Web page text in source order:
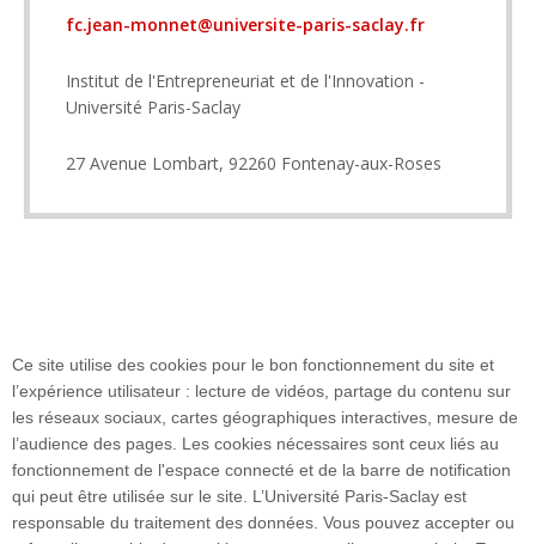
fc.jean-monnet@universite-paris-saclay.fr
Institut de l'Entrepreneuriat et de l'Innovation -
Université Paris-Saclay
27 Avenue Lombart, 92260 Fontenay-aux-Roses
Plan du site
Accueil des publics internationaux
Ce site utilise des cookies pour le bon fonctionnement du site et
l’expérience utilisateur : lecture de vidéos, partage du contenu sur
les réseaux sociaux, cartes géographiques interactives, mesure de
l’audience des pages. Les cookies nécessaires sont ceux liés au
fonctionnement de l'espace connecté et de la barre de notification
qui peut être utilisée sur le site. L’Université Paris-Saclay est
responsable du traitement des données. Vous pouvez accepter ou